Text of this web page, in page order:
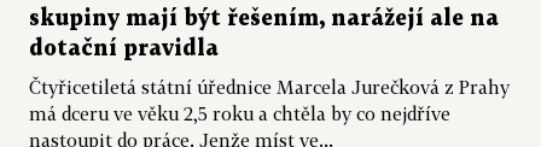
skupiny mají být řešením, narážejí ale na
dotační pravidla
Čtyřicetiletá státní úřednice Marcela Jurečková z Prahy
má dceru ve věku 2,5 roku a chtěla by co nejdříve
nastoupit do práce. Jenže míst ve...